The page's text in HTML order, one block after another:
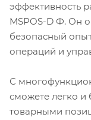
эффективность
MSPOS-D Ф. Он
безопасный
операций и
С
сможете легко и
товарными